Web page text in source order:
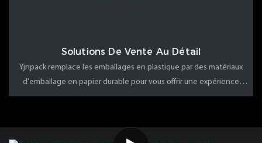
Solutions De Vente Au Détail
Yjnpack remplace les emballages en plastique par des matériaux
d'emballage en papier durable pour vous offrir une expérience
d'emballage surprenante tout en protégeant notre planète